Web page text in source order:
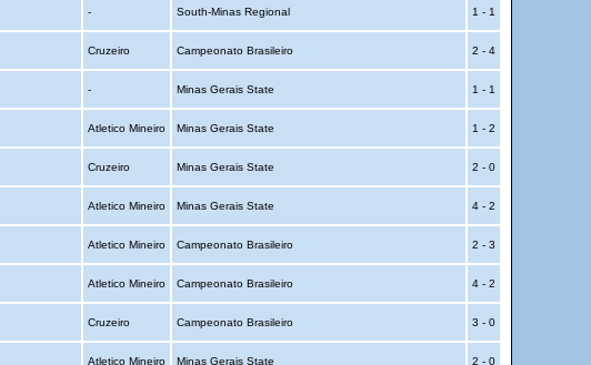
- South-Minas Regional 1 - 1
Cruzeiro Campeonato Brasileiro 2 - 4
- Minas Gerais State 1 - 1
Atletico Mineiro Minas Gerais State 1 - 2
Cruzeiro Minas Gerais State 2 - 0
Atletico Mineiro Minas Gerais State 4 - 2
Atletico Mineiro Campeonato Brasileiro 2 - 3
Atletico Mineiro Campeonato Brasileiro 4 - 2
Cruzeiro Campeonato Brasileiro 3 - 0
Atletico Mineiro Minas Gerais State 2 - 0